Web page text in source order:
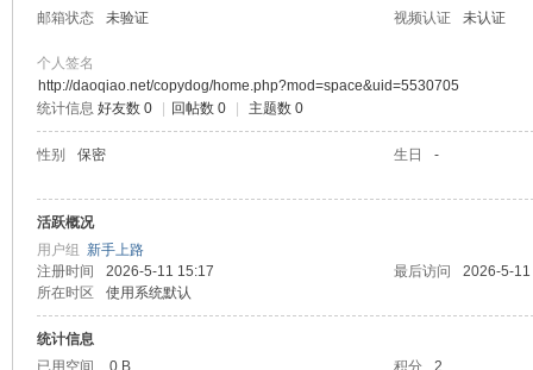
邮箱状态
未验证 视频认证 未认证
个人签名
http://daoqiao.net/copydog/home.php?mod=space&uid=5530705
统计信息 好友数 0 回帖数 0 主题数 0
性别 保密 生日 -
活跃概况
用户组 新手上路
注册时间
2026-5-11 15:17 最后访问
2026-5-
所在时区
使用系统默认
统计信息
已用空间
0 B 积分
2